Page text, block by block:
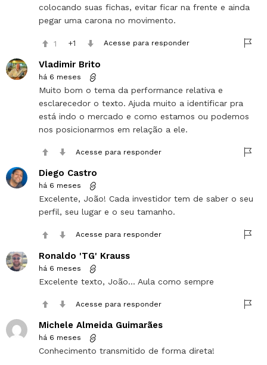
colocando suas fichas, evitar ficar na frente e ainda
pegar uma carona no movimento.
1 1 Acesse para responder
Vladimir Brito
há 6 meses
Muito bom o tema da performance relativa e
esclarecedor o texto. Ajuda muito a identificar pra
está indo o mercado e como estamos ou podemos
nos posicionarmos em relação a ele.
Acesse para responder
Diego Castro
há 6 meses
Excelente, João! Cada investidor tem de saber o seu
perfil, seu lugar e o seu tamanho.
Acesse para responder
Ronaldo 'TG' Krauss
há 6 meses
Excelente texto, João… Aula como sempre
Acesse para responder
Michele Almeida Guimarães
há 6 meses
Conhecimento transmitido de forma direta!